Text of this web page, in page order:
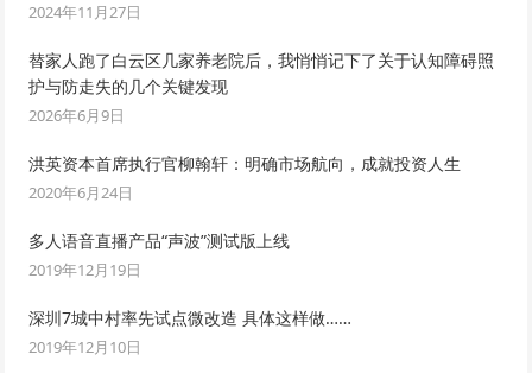
2024年11月27日
替家人跑了白云区几家养老院后，我悄悄记下了关于认知障碍照
护与防走失的几个关键发现
2026年6月9日
洪英资本首席执行官柳翰轩：明确市场航向，成就投资人生
2020年6月24日
多人语音直播产品“声波”测试版上线
2019年12月19日
深圳7城中村率先试点微改造 具体这样做……
2019年12月10日